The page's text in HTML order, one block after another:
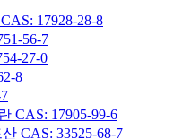
17928-28-8
56-7
27-0
8
CAS: 17905-99-6
CAS: 33525-68-7